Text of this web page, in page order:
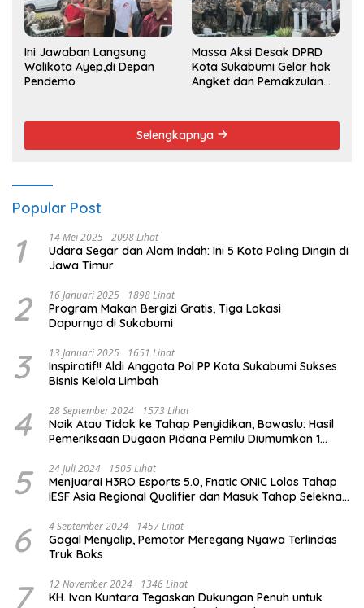
Ini Jawaban Langsung
Walikota Ayep,di Depan
Pendemo
Massa Aksi Desak DPRD
Kota Sukabumi Gelar hak
Angket dan Pemakzulan
Selengkapnya
Popular Post
1 14 Mei 2025 2098 Lihat
Udara Segar dan Alam Indah: Ini 5 Kota Paling Dingin di
Jawa Timur
2 16 Januari 2025 1898 Lihat
Program Makan Bergizi Gratis, Tiga Lokasi
Dapurnya di Sukabumi
3 13 Januari 2025 1651 Lihat
Inspiratif!! Aldi Anggota Pol PP Kota Sukabumi Sukses
Bisnis Kelola Limbah
4 28 September 2024 1573 Lihat
Naik Atau Tidak ke Tahap Penyidikan, Bawaslu: Hasil
Pemeriksaan Dugaan Pidana Pemilu Diumumkan 1
5 24 Juli 2024 1505 Lihat
Menjuarai H3RO Esports 5.0, Fnatic ONIC Lolos Tahap
IESF Asia Regional Qualifier dan Masuk Tahap Seleknas
6 4 September 2024 1457 Lihat
Gagal Menyalip, Pemotor Meregang Nyawa Terlindas
Truk Boks
7 12 November 2024 1346 Lihat
KH. Ivan Kuntara Tegaskan Dukungan Penuh untuk